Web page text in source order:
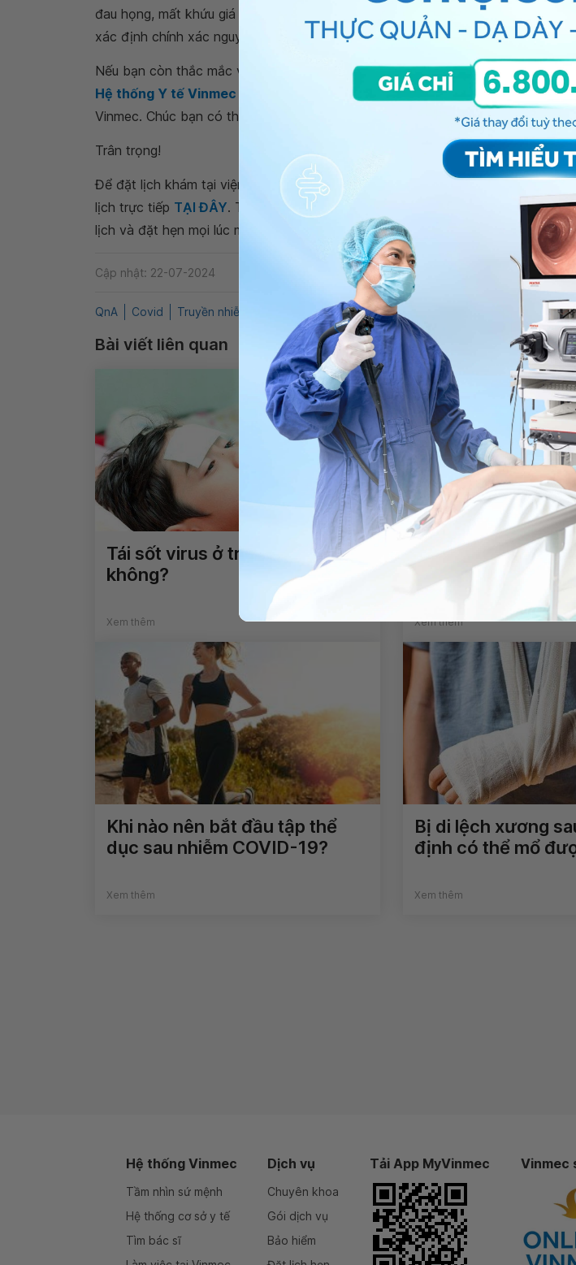
đau họng, mất khứu giá và xét nghiệm Coronavirus Real-time PCR dương tính.
xác định chính xác nguyên nhân và điều trị.
Nếu bạn còn thắc mắc về nam giới nhói ở ngực, ho khan, bạn có thể đến
Hệ thống Y tế Vinmec để kiểm tra và tư vấn thêm. Cảm ơn bạn đã tin tưởng
Vinmec. Chúc bạn có thật nhiều sức khỏe.
Trân trọng!
Để đặt lịch khám tại viện, Quý khách vui lòng bấm số , đặt muaGÓI
lịch trực tiếp TẠI ĐÂY. Tải và đặt lịch khám tự động trên ứng dụng My Vinmec
lịch và đặt hẹn mọi lúc mọi nơi ngay trên ứng dụng.
Cập nhật: 22-07-2024
QnA Covid Truyền nhiễm Đau họng Ho khan Đau lưng
Bài viết liên quan
Tái sốt virus ở trẻ có nguy hiểm
không?
Xem thêm
Đau lưng ảnh
Xem thêm
Khi nào nên bắt đầu tập thể
dục sau nhiễm COVID-19?
Xem thêm
Bị di lệch xương
định có thể mổ
Xem thêm
Hệ thống Vinmec
Tầm nhìn sứ mệnh
Hệ thống cơ sở y tế
Tìm bác sĩ
Dịch vụ
Chuyên khoa
Gói dịch vụ
Bảo hiểm
Tải App MyVinmec Vinmec